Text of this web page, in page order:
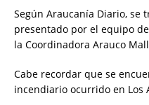
Según Araucanía Diario, se
presentado por el equipo
la Coordinadora Arauco
Cabe recordar que se
incendiario ocurrido en Los